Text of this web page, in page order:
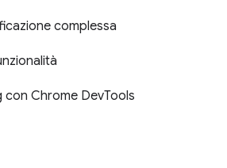
complessa
con Chrome DevTools